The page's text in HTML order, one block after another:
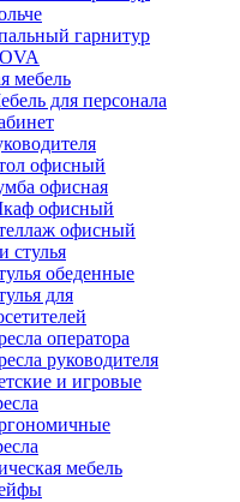
гарнитур
мебель
для персонала
офисный
офисная
офисный
офисный
стулья
обеденные
для
оператора
руководителя
и игровые
мебель